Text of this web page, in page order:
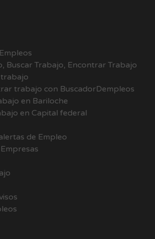
Buscar Trabajo, Encontrar Trabajo
trabajo
trabajo con BuscadorDempleos
en Bariloche
en Capital federal
de Empleo